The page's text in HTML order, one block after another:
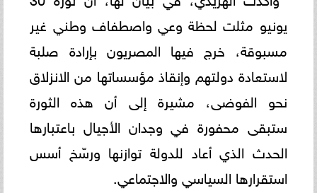
يونيو مثلت لحظة وعي واصطفاف وطني غير
مسبوقة، خرج فيها المصريون بإرادة صلبة
لاستعادة دولتهم وإنقاذ مؤسساتها من الانزلاق
نحو الفوضى، مشيرة إلى أن هذه الثورة
ستبقى محفورة في وجدان الأجيال باعتبارها
الحدث الذي أعاد للدولة توازنها ورسّخ أسس
استقرارها السياسي والاجتماعي.